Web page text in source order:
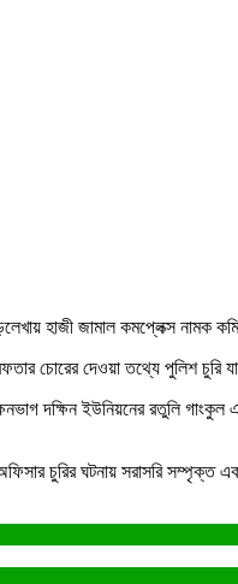
হাজী জামাল কমপ্লেক্স নামক
চোরের দেওয়া তথ্যে পুলিশ চুরি
দক্ষিন ইউনিয়নের রতুলি গাংকুল
চুরির ঘটনায় সরাসরি